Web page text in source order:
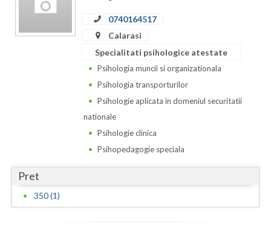
Timis
0740164517
Calarasi
Specialitati psihologice atestate
Psihologia muncii si organizationala
Psihologia transporturilor
Psihologie aplicata in domeniul securitatii
nationale
Psihologie clinica
Psihopedagogie speciala
Pret
350 (1)